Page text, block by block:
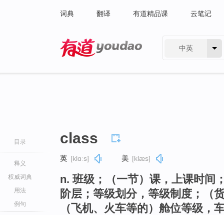
词典 翻译 有道精品课 云笔记
中英
目录
释义
权威词典
用法
例句
class
英 [klɑːs] 美 [klæs]
n. 班级；（一节）课，上课时间
阶层；等级划分，等级制度；（
（飞机、火车等的）舱位等级，